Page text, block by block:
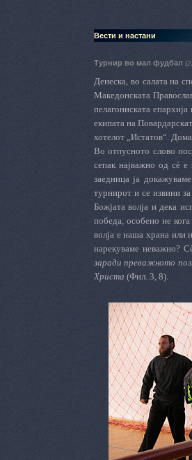
Вести и настани
Турнир во мал фудбал
Денеска, во салата на
Македонската
пелагониската
екипата на
хотелот „Истатов“.
Во отпусното слово
сепак најважно од сѐ
заедница ја
турнирот и се извини
Божјата волја и дека
победа, особено не
волја е наша храна или
нарекуваме неважно?
заради преважното
Христа (Фил. 3, 8).